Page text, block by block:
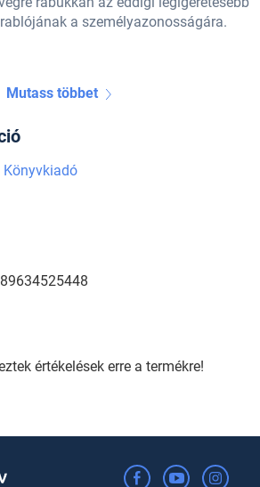
a személyazonosságára.
Mutass többet
Könyvkiadó
értékelések erre a termékre!